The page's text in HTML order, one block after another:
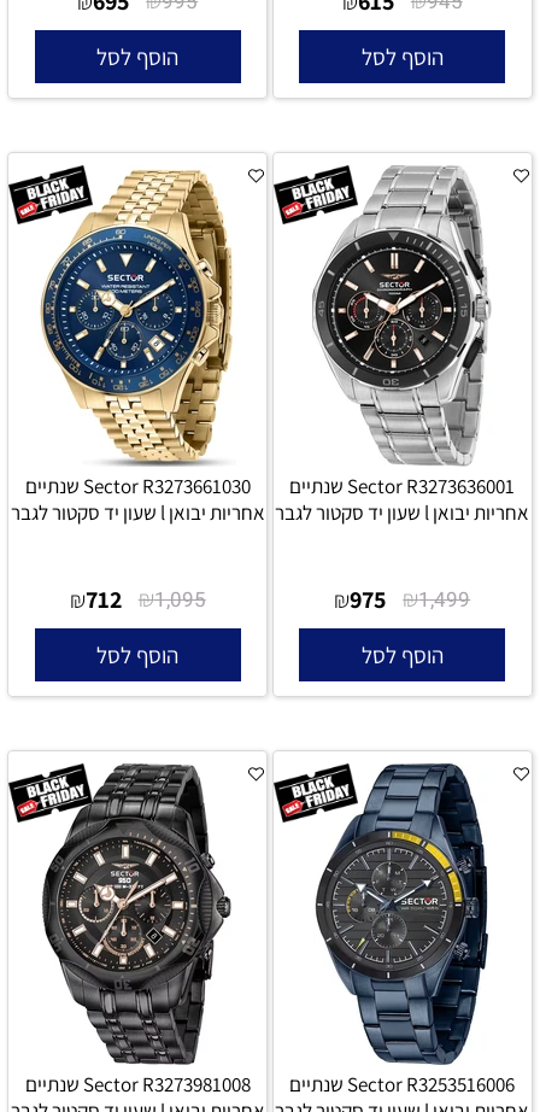
הוסף לסל הוסף לסל
Sector R3273636001 שנתיים
אחריות יבואן l שעון יד סקטור לגבר
₪1,499
₪975
הוסף לסל
Sector R3273661030 שנתיים
אחריות יבואן l שעון יד סקטור לגבר
₪1,095
₪712
הוסף לסל
Sector R3253516006 שנתיים
Sector R3273981008 שנתיים